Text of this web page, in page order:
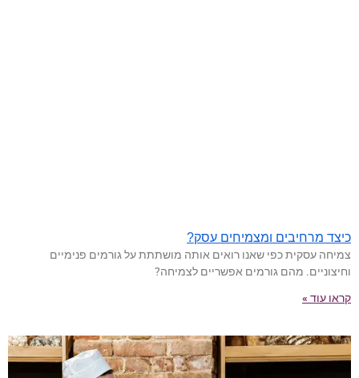
כיצד מרחיבים ומצמיחים עסק?
צמיחה עסקית כפי שאנו רואים אותה מושתתת על גורמים פנימיים
וחיצוניים. מהם גורמים אפשריים לצמיחה?
קראו עוד »